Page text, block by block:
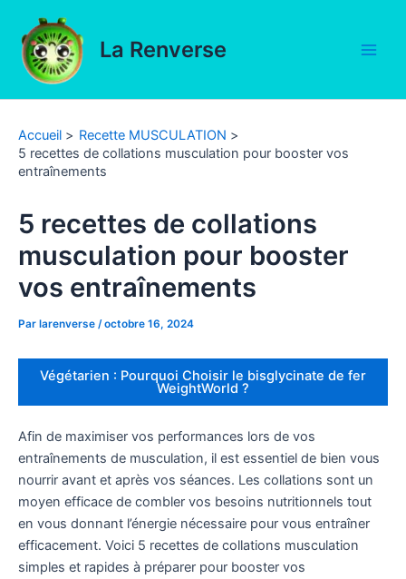
contenu
La Renverse
Accueil
Recette MUSCULATION
5 recettes de collations musculation pour booster vos
entraînements
5 recettes de collations
musculation pour booster
vos entraînements
Par larenverse /octobre 16, 2024
Végétarien : Pourquoi Choisir le bisglycinate de fer
WeightWorld ?
Afin de maximiser vos performances lors de vos
entraînements de musculation, il est essentiel de bien vous
nourrir avant et après vos séances. Les collations sont un
moyen efficace de combler vos besoins nutritionnels tout
en vous donnant l’énergie nécessaire pour vous entraîner
efficacement. Voici 5 recettes de collations musculation
simples et rapides à préparer pour booster vos